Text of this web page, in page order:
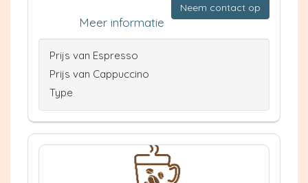
Neem contact op
Meer informatie
Prijs van Espresso
Prijs van Cappuccino
Type